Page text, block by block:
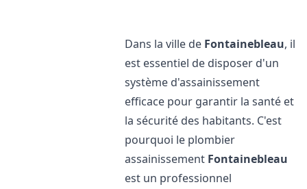
Dans la ville de Fontainebleau, il
est essentiel de disposer d'un
système d'assainissement
efficace pour garantir la santé et
la sécurité des habitants. C'est
pourquoi le plombier
assainissement Fontainebleau
est un professionnel